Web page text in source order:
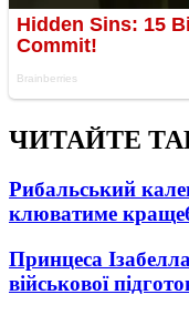
ЧИТАЙТЕ
Рибальський
клюватиме краще
Принцеса
військової